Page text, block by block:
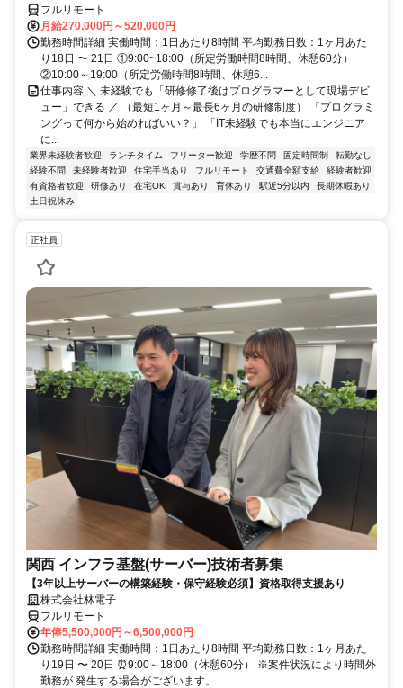
フルリモート
月給270,000円～520,000円
勤務時間詳細 実働時間：1日あたり8時間 平均勤務日数：1ヶ月あた
り18日 〜 21日 ①9:00~18:00（所定労働時間8時間、休憩60分）
②10:00～19:00（所定労働時間8時間、休憩6...
仕事内容 ＼ 未経験でも「研修修了後はプログラマーとして現場デビ
ュー」できる ／ （最短1ヶ月～最長6ヶ月の研修制度） 「プログラミ
ングって何から始めればいい？」 「IT未経験でも本当にエンジニア
に...
業界未経験者歓迎 ランチタイム フリーター歓迎 学歴不問 固定時間制
転勤なし
経験不問
未経験者歓迎 住宅手当あり フルリモート 交通費全額支給
経験者歓迎
有資格者歓迎
研修あり 在宅OK 賞与あり 育休あり 駅近5分以内
長期休暇あり
土日祝休み
正社員
関西 インフラ基盤(サーバー)技術者募集
【3年以上サーバーの構築経験・保守経験必須】資格取得支援あり
株式会社林電子
フルリモート
年俸5,500,000円～6,500,000円
勤務時間詳細 実働時間：1日あたり8時間 平均勤務日数：1ヶ月あた
り19日 〜 20日 ⏰9:00～18:00（休憩60分） ※案件状況により時間外
勤務が 発生する場合がございます。